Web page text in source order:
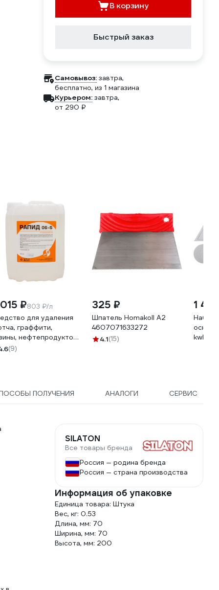
В корзину
Быстрый заказ
Самовывоз: завтра,
бесплатно, из 1 магазина
Курьером: завтра,
от 290 ₽
₽803 ₽/л
для удаления
граффити,
нефтепродуктов
06-S 5 л
(9)
325 ₽
Шпатель Homakoll А2
4607071633272
4.1(15)
1
Набор
kwb
ПОЛУЧЕНИЯ АНАЛОГИ СЕРВИС
SILATON
Все товары бренда
Россия — родина бренда
Россия — страна производства
Информация об упаковке
Единица товара: Штука
Вес, кг: 0.53
Длина, мм: 70
Ширина, мм: 70
Высота, мм: 200